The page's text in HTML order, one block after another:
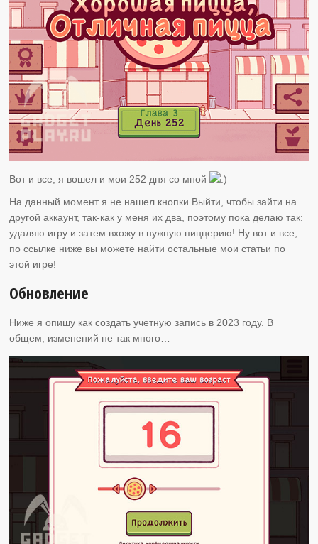
Вот и все, я вошел и мои 252 дня со мной
На данный момент я не нашел кнопки Выйти, чтобы зайти на
другой аккаунт, так-как у меня их два, поэтому пока делаю так:
удаляю игру и затем вхожу в нужную пиццерию! Ну вот и все,
по ссылке ниже вы можете найти остальные мои статьи по
этой игре!
Обновление
Ниже я опишу как создать учетную запись в 2023 году. В
общем, изменений не так много…